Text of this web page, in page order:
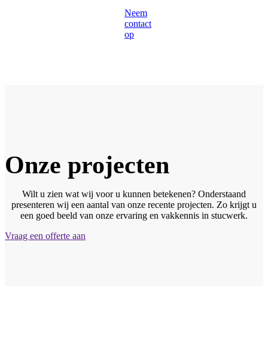
Neem
contact
op
Onze projecten
Wilt u zien wat wij voor u kunnen betekenen? Onderstaand
presenteren wij een aantal van onze recente projecten. Zo krijgt u
een goed beeld van onze ervaring en vakkennis in stucwerk.
Vraag een offerte aan